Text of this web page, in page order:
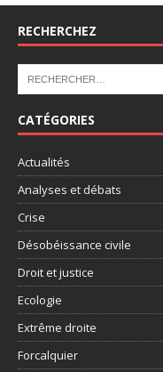
RECHERCHEZ
CATÉGORIES
Actualités
Analyses et débats
Crise
Désobéissance civile
Droit et justice
Ecologie
Extrême droite
Forcalquier